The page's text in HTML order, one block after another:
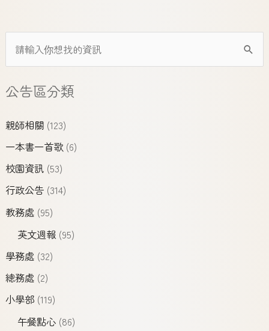
公告區分類
親師相關(123)
一本書一首歌(6)
校園資訊(53)
行政公告(314)
教務處(95)
英文週報 (95)
學務處(32)
總務處(2)
小學部(119)
午餐點心(86)